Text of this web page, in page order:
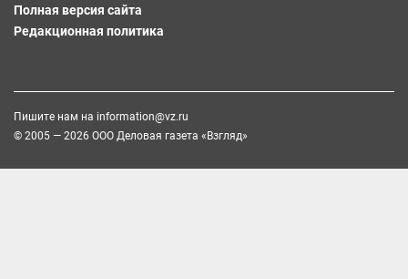
Полная версия сайта
Редакционная политика
Пишите нам на information@vz.ru
© 2005 — 2026 ООО Деловая газета «Взгляд»